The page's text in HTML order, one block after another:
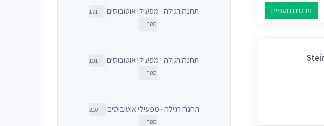
פרטים נוספים תחנה רגילה · מפעילי אוטובוסים
171
מטר
תחנה רגילה · מפעילי אוטובוסים
191
מטר
תחנה רגילה · מפעילי אוטובוסים
210
מטר